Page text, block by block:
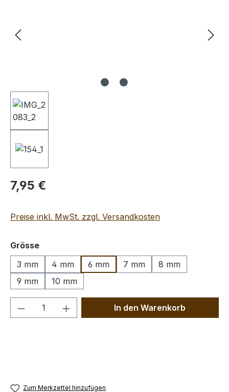
Regulärer Preis:
7,95 €
Preise inkl. MwSt. zzgl. Versandkosten
Grösseauswählen
3 mm
4 mm 6 mm 7 mm
8 mm
9 mm
10 mm
Produkt Anzahl: Gib denIn den Warenkorb
Zum Merkzettel hinzufügen